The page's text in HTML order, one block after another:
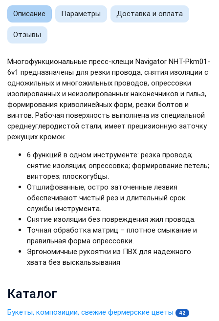
Описание Параметры Доставка и оплата
Отзывы
Многофункциональные пресс-клещи Navigator NHT-Pkm01-
6v1 предназначены для резки провода, снятия изоляции с
одножильных и многожильных проводов, опрессовки
изолированных и неизолированных наконечников и гильз,
формирования криволинейных форм, резки болтов и
винтов. Рабочая поверхность выполнена из специальной
среднеуглеродистой стали, имеет прецизионную заточку
режущих кромок.
6 функций в одном инструменте: резка провода;
снятие изоляции; опрессовка; формирование петель;
винторез; плоскогубцы.
Отшлифованные, остро заточенные лезвия
обеспечивают чистый рез и длительный срок
службы инструмента.
Снятие изоляции без повреждения жил провода.
Точная обработка матриц – плотное смыкание и
правильная форма опрессовки.
Эргономичные рукоятки из ПВХ для надежного
хвата без выскальзывания
Каталог
Букеты, композиции, свежие фермерские цветы 42